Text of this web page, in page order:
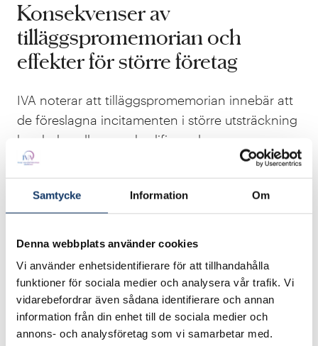
Samtycke Information Om
Denna webbplats använder cookies
Vi använder enhetsidentifierare för att tillhandahålla
funktioner för sociala medier och analysera vår trafik. Vi
vidarebefordrar även sådana identifierare och annan
information från din enhet till de sociala medier och
annons- och analysföretag som vi samarbetar med.
Konsekvenser av
tilläggspromemorian och
effekter för större företag
IVA noterar att tilläggspromemorian innebär att
de föreslagna incitamenten i större utsträckning
kan behandlas som kvalificerade
skatteincitament, vilket minskar negativa effekter
på tilläggsskatten. Detta stärker incitamentens
effektivitet i ett internationellt perspektiv.
Takbeloppet kan innebära att större koncerner
inte fullt ut kan tillgodogöra sig incitamentet,
och utfallet kan variera beroende på företagens
struktur och verksamhetens lokalisering.
IVA bedömer att tilläggspromemorian förbättrar